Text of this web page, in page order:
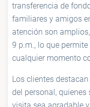
transferencia de
familiares y amigos
atención son
9 p.m., lo que
cualquier momento
Los clientes
del personal, quienes
visita sea agradable